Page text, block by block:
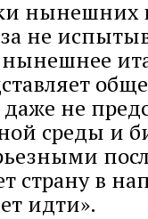
нынешних
не
не
среды и
страну в
идти».